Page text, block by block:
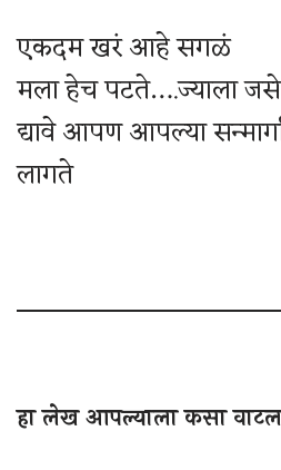
एकदम खरं आहे सगळं
मला हेच पटते….ज्याला
द्यावे आपण आपल्या
लागते
हा लेख आपल्याला कसा